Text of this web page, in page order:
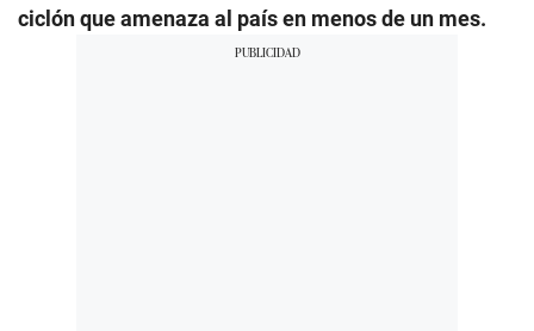
ciclón que amenaza al país en menos de un mes.